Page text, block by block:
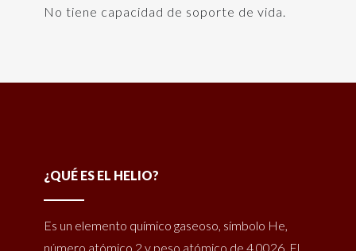
No tiene capacidad de soporte de vida.
¿QUÉ ES EL HELIO?
Es un elemento químico gaseoso, símbolo He,
número atómico 2 y peso atómico de 4.0026. El